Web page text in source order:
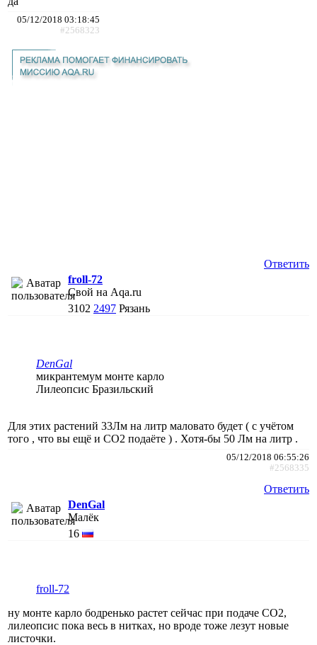
05/12/2018 03:18:45
#2568323
Ответить
froll-72
Свой на Aqa.ru
3102 2497 Рязань
DenGal
микрантемум монте карло
Лилеопсис Бразильский
Для этих растений 33Лм на литр маловато будет ( с учётом
того , что вы ещё и СО2 подаёте ) . Хотя-бы 50 Лм на литр .
05/12/2018 06:55:26
#2568335
Ответить
DenGal
Малёк
16
froll-72
ну монте карло бодренько растет сейчас при подаче СО2,
лилеопсис пока весь в нитках, но вроде тоже лезут новые
листочки.